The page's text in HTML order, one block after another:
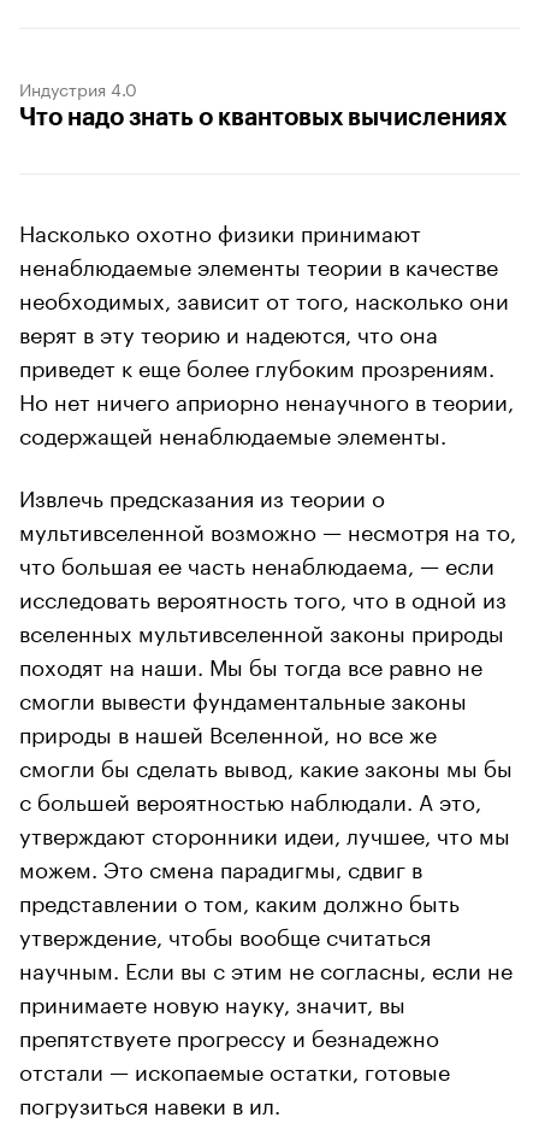
Индустрия 4.0
Что надо знать о квантовых вычислениях
Насколько охотно физики принимают
ненаблюдаемые элементы теории в качестве
необходимых, зависит от того, насколько они
верят в эту теорию и надеются, что она
приведет к еще более глубоким прозрениям.
Но нет ничего априорно ненаучного в теории,
содержащей ненаблюдаемые элементы.
Извлечь предсказания из теории о
мультивселенной возможно — несмотря на то,
что большая ее часть ненаблюдаема, — если
исследовать вероятность того, что в одной из
вселенных мультивселенной законы природы
походят на наши. Мы бы тогда все равно не
смогли вывести фундаментальные законы
природы в нашей Вселенной, но все же
смогли бы сделать вывод, какие законы мы бы
с большей вероятностью наблюдали. А это,
утверждают сторонники идеи, лучшее, что мы
можем. Это смена парадигмы, сдвиг в
представлении о том, каким должно быть
утверждение, чтобы вообще считаться
научным. Если вы с этим не согласны, если не
принимаете новую науку, значит, вы
препятствуете прогрессу и безнадежно
отстали — ископаемые остатки, готовые
погрузиться навеки в ил.